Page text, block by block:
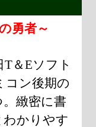
勇者～
T＆Eソフト
コン後期の
。緻密に書
かりやす